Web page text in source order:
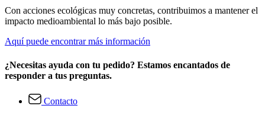
Con acciones ecológicas muy concretas, contribuimos a mantener el
impacto medioambiental lo más bajo posible.
Aquí puede encontrar más información
¿Necesitas ayuda con tu pedido? Estamos encantados de
responder a tus preguntas.
Contacto